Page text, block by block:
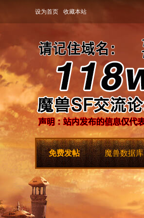
设为首页 收藏本站
免费发帖 魔兽数据库